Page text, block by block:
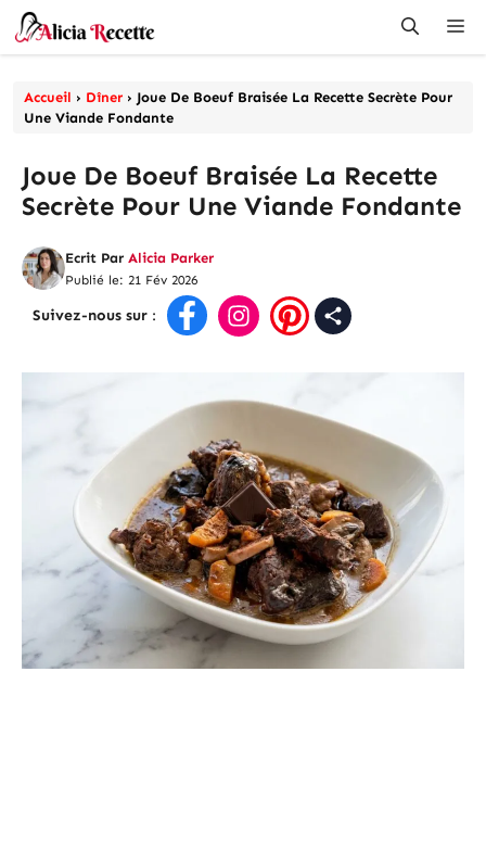
Aller
au
Accueil › Dîner › Joue De Boeuf Braisée La Recette Secrète Pour
Une Viande Fondante
Joue De Boeuf Braisée La Recette
Secrète Pour Une Viande Fondante
Ecrit Par Alicia Parker
Publié le: 21 Fév 2026
Suivez-nous sur :